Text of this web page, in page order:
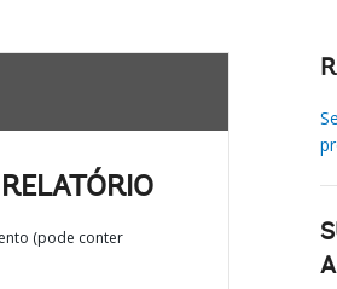
(pode conter